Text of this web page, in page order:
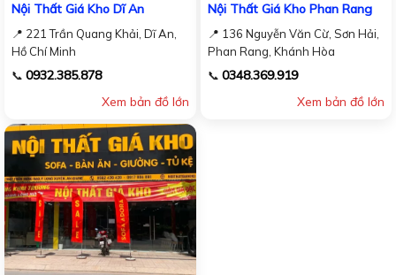
Nội Thất Giá Kho Dĩ An
📍 221 Trần Quang Khải, Dĩ An,
Hồ Chí Minh
📞 0932.385.878
Xem bản đồ lớn
Nội Thất Giá Kho Phan Rang
📍 136 Nguyễn Văn Cừ, Sơn Hải,
Phan Rang, Khánh Hòa
📞 0348.369.919
Xem bản đồ lớn